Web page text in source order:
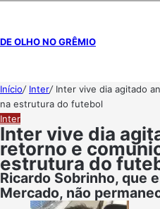
DE OLHO NO GRÊMIO
Início/ Inter/ Inter vive dia agitado
na estrutura do futebol
Inter
Inter vive dia
retorno e
estrutura do
Ricardo Sobrinho, que
Mercado, não